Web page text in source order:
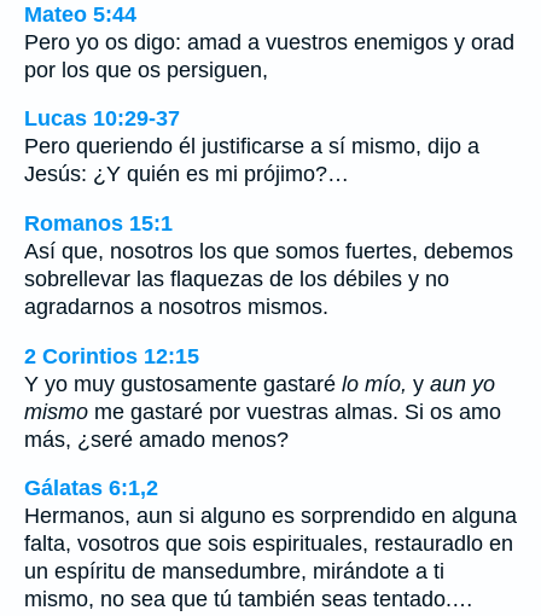
Mateo 5:44
Pero yo os digo: amad a vuestros enemigos y orad
por los que os persiguen,
Lucas 10:29-37
Pero queriendo él justificarse a sí mismo, dijo a
Jesús: ¿Y quién es mi prójimo?…
Romanos 15:1
Así que, nosotros los que somos fuertes, debemos
sobrellevar las flaquezas de los débiles y no
agradarnos a nosotros mismos.
2 Corintios 12:15
Y yo muy gustosamente gastaré lo mío, y aun yo
mismo me gastaré por vuestras almas. Si os amo
más, ¿seré amado menos?
Gálatas 6:1,2
Hermanos, aun si alguno es sorprendido en alguna
falta, vosotros que sois espirituales, restauradlo en
un espíritu de mansedumbre, mirándote a ti
mismo, no sea que tú también seas tentado.…